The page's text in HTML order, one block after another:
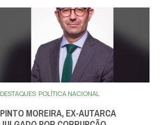
DESTAQUES POLÍTICA NACIONAL
PINTO MOREIRA, EX-AUTARCA